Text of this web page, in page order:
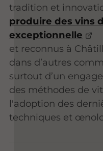
tradition et
produire des vins
exceptionnelle
et reconnus à
dans d’autres
surtout d’un
des méthodes de
l'adoption des
techniques et